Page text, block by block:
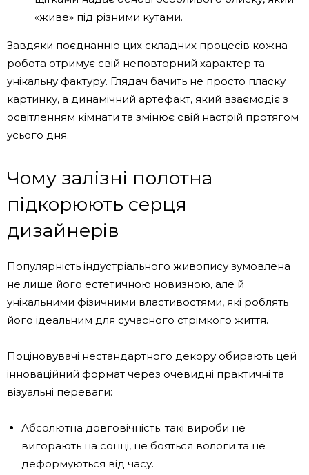
«живе» під різними кутами.
Завдяки поєднанню цих складних процесів кожна
робота отримує свій неповторний характер та
унікальну фактуру. Глядач бачить не просто пласку
картинку, а динамічний артефакт, який взаємодіє з
освітленням кімнати та змінює свій настрій протягом
усього дня.
Чому залізні полотна
підкорюють серця
дизайнерів
Популярність індустріального живопису зумовлена
не лише його естетичною новизною, але й
унікальними фізичними властивостями, які роблять
його ідеальним для сучасного стрімкого життя.
Поціновувачі нестандартного декору обирають цей
інноваційний формат через очевидні практичні та
візуальні переваги:
Абсолютна довговічність: такі вироби не
вигорають на сонці, не бояться вологи та не
деформуються від часу.